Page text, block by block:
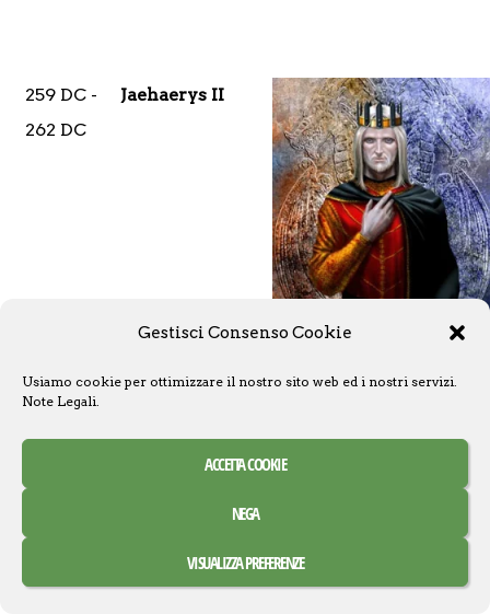
Gestisci Consenso Cookie
Usiamo cookie per ottimizzare il nostro sito web ed i nostri servizi.
Note Legali.
ACCETTA COOKIE
NEGA
VISUALIZZA PREFERENZE
259 DC -
262 DC
Jaehaerys II